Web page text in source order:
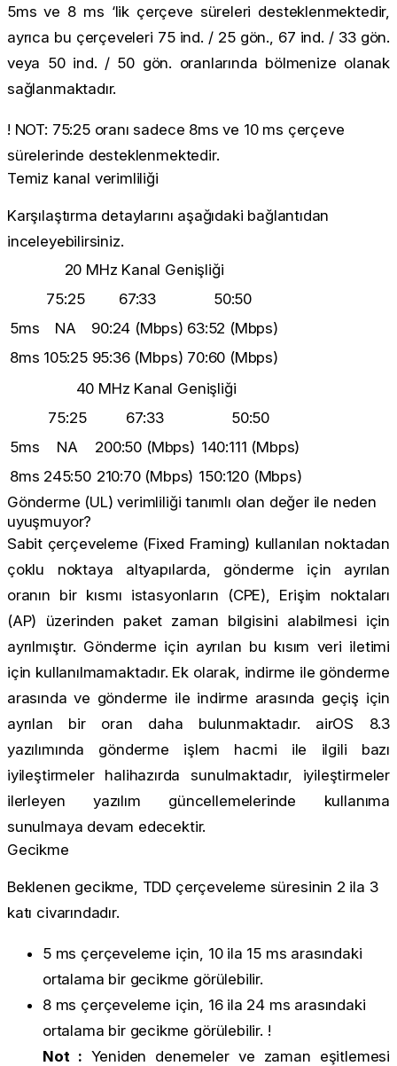
5ms ve 8 ms ‘lik çerçeve süreleri desteklenmektedir,
ayrıca bu çerçeveleri 75 ind. / 25 gön., 67 ind. / 33 gön.
veya 50 ind. / 50 gön. oranlarında bölmenize olanak
sağlanmaktadır.
! NOT: 75:25 oranı sadece 8ms ve 10 ms çerçeve
sürelerinde desteklenmektedir.
Temiz kanal verimliliği
Karşılaştırma detaylarını aşağıdaki bağlantıdan
inceleyebilirsiniz.
20 MHz Kanal Genişliği
75:25
67:33
50:50
5ms
NA 90:24 (Mbps) 63:52 (Mbps)
8ms 105:25 95:36 (Mbps) 70:60 (Mbps)
40 MHz Kanal Genişliği
75:25
67:33
50:50
5ms
NA 200:50 (Mbps) 140:111 (Mbps)
8ms 245:50 210:70 (Mbps) 150:120 (Mbps)
Gönderme (UL) verimliliği tanımlı olan değer ile neden
uyuşmuyor?
Sabit çerçeveleme (Fixed Framing) kullanılan noktadan
çoklu noktaya altyapılarda, gönderme için ayrılan
oranın bir kısmı istasyonların (CPE), Erişim noktaları
(AP) üzerinden paket zaman bilgisini alabilmesi için
ayrılmıştır. Gönderme için ayrılan bu kısım veri iletimi
için kullanılmamaktadır. Ek olarak, indirme ile gönderme
arasında ve gönderme ile indirme arasında geçiş için
ayrılan bir oran daha bulunmaktadır. airOS 8.3
yazılımında gönderme işlem hacmi ile ilgili bazı
iyileştirmeler halihazırda sunulmaktadır, iyileştirmeler
ilerleyen yazılım güncellemelerinde kullanıma
sunulmaya devam edecektir.
Gecikme
Beklenen gecikme, TDD çerçeveleme süresinin 2 ila 3
katı civarındadır.
5 ms çerçeveleme için, 10 ila 15 ms arasındaki
ortalama bir gecikme görülebilir.
8 ms çerçeveleme için, 16 ila 24 ms arasındaki
ortalama bir gecikme görülebilir. !
Not : Yeniden denemeler ve zaman eşitlemesi